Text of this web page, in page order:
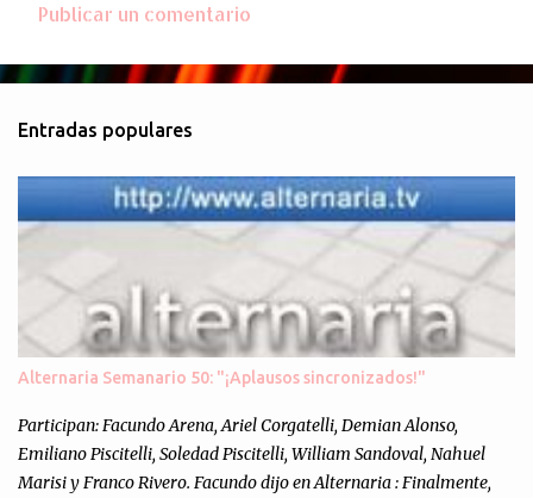
o
e
n
t
o
s
Publicar un comentario
Entradas populares
Alternaria Semanario 50: "¡Aplausos sincronizados!"
Participan: Facundo Arena, Ariel Corgatelli, Demian Alonso,
Emiliano Piscitelli, Soledad Piscitelli, William Sandoval, Nahuel
Marisi y Franco Rivero. Facundo dijo en Alternaria : Finalmente,